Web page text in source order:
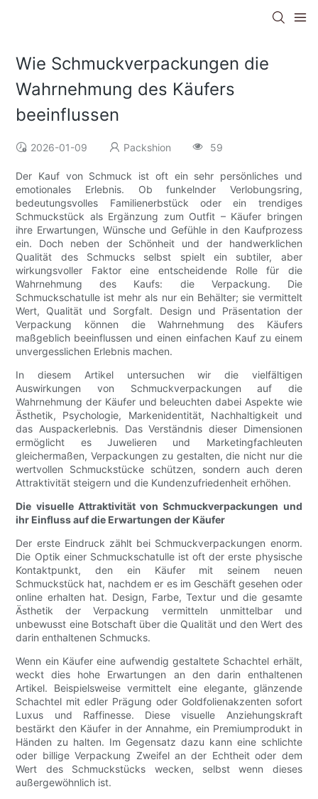
Wie Schmuckverpackungen die
Wahrnehmung des Käufers
beeinflussen
2026-01-09 Packshion 59
Der Kauf von Schmuck ist oft ein sehr persönliches und
emotionales Erlebnis. Ob funkelnder Verlobungsring,
bedeutungsvolles Familienerbstück oder ein trendiges
Schmuckstück als Ergänzung zum Outfit – Käufer bringen
ihre Erwartungen, Wünsche und Gefühle in den Kaufprozess
ein. Doch neben der Schönheit und der handwerklichen
Qualität des Schmucks selbst spielt ein subtiler, aber
wirkungsvoller Faktor eine entscheidende Rolle für die
Wahrnehmung des Kaufs: die Verpackung. Die
Schmuckschatulle ist mehr als nur ein Behälter; sie vermittelt
Wert, Qualität und Sorgfalt. Design und Präsentation der
Verpackung können die Wahrnehmung des Käufers
maßgeblich beeinflussen und einen einfachen Kauf zu einem
unvergesslichen Erlebnis machen.
In diesem Artikel untersuchen wir die vielfältigen
Auswirkungen von Schmuckverpackungen auf die
Wahrnehmung der Käufer und beleuchten dabei Aspekte wie
Ästhetik, Psychologie, Markenidentität, Nachhaltigkeit und
das Auspackerlebnis. Das Verständnis dieser Dimensionen
ermöglicht es Juwelieren und Marketingfachleuten
gleichermaßen, Verpackungen zu gestalten, die nicht nur die
wertvollen Schmuckstücke schützen, sondern auch deren
Attraktivität steigern und die Kundenzufriedenheit erhöhen.
Die visuelle Attraktivität von Schmuckverpackungen und
ihr Einfluss auf die Erwartungen der Käufer
Der erste Eindruck zählt bei Schmuckverpackungen enorm.
Die Optik einer Schmuckschatulle ist oft der erste physische
Kontaktpunkt, den ein Käufer mit seinem neuen
Schmuckstück hat, nachdem er es im Geschäft gesehen oder
online erhalten hat. Design, Farbe, Textur und die gesamte
Ästhetik der Verpackung vermitteln unmittelbar und
unbewusst eine Botschaft über die Qualität und den Wert des
darin enthaltenen Schmucks.
Wenn ein Käufer eine aufwendig gestaltete Schachtel erhält,
weckt dies hohe Erwartungen an den darin enthaltenen
Artikel. Beispielsweise vermittelt eine elegante, glänzende
Schachtel mit edler Prägung oder Goldfolienakzenten sofort
Luxus und Raffinesse. Diese visuelle Anziehungskraft
bestärkt den Käufer in der Annahme, ein Premiumprodukt in
Händen zu halten. Im Gegensatz dazu kann eine schlichte
oder billige Verpackung Zweifel an der Echtheit oder dem
Wert des Schmuckstücks wecken, selbst wenn dieses
außergewöhnlich ist.